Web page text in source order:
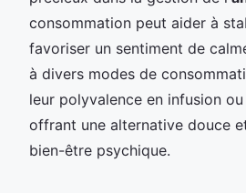
consommation peut aider à
favoriser un sentiment de
à divers modes de
leur polyvalence en infusion
offrant une alternative douce
bien-être psychique.